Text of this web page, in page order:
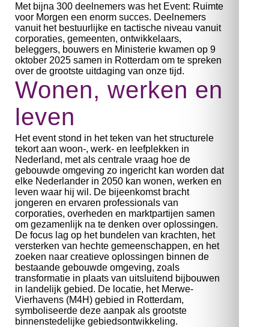
Met bijna 300 deelnemers was het Event: Ruimte
voor Morgen een enorm succes. Deelnemers
vanuit het bestuurlijke en tactische niveau vanuit
corporaties, gemeenten, ontwikkelaars,
beleggers, bouwers en Ministerie kwamen op 9
oktober 2025 samen in Rotterdam om te spreken
over de grootste uitdaging van onze tijd.
Wonen, werken en
leven
Het event stond in het teken van het structurele
tekort aan woon-, werk- en leefplekken in
Nederland, met als centrale vraag hoe de
gebouwde omgeving zo ingericht kan worden dat
elke Nederlander in 2050 kan wonen, werken en
leven waar hij wil. De bijeenkomst bracht
jongeren en ervaren professionals van
corporaties, overheden en marktpartijen samen
om gezamenlijk na te denken over oplossingen.
De focus lag op het bundelen van krachten, het
versterken van hechte gemeenschappen, en het
zoeken naar creatieve oplossingen binnen de
bestaande gebouwde omgeving, zoals
transformatie in plaats van uitsluitend bijbouwen
in landelijk gebied. De locatie, het Merwe-
Vierhavens (M4H) gebied in Rotterdam,
symboliseerde deze aanpak als grootste
binnenstedelijke gebiedsontwikkeling.